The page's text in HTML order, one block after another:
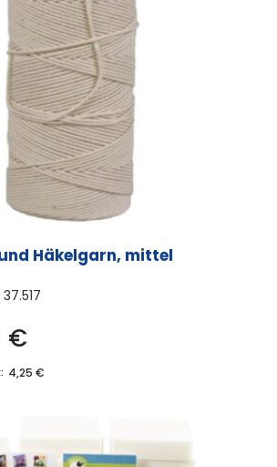
Häkelgarn, mittel
37.517
€
4,25 €